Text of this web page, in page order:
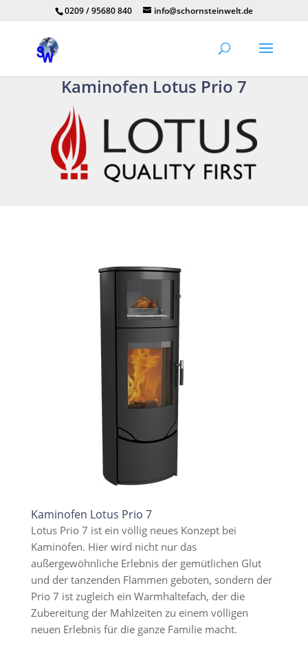
0209 / 95680 840 info@schornsteinwelt.de
Kaminofen Lotus Prio 7
Kaminofen Lotus Prio 7
Lotus Prio 7 ist ein völlig neues Konzept bei
Kaminöfen. Hier wird nicht nur das
außergewöhnliche Erlebnis der gemütlichen Glut
und der tanzenden Flammen geboten, sondern der
Prio 7 ist zugleich ein Warmhaltefach, der die
Zubereitung der Mahlzeiten zu einem völligen
neuen Erlebnis für die ganze Familie macht.